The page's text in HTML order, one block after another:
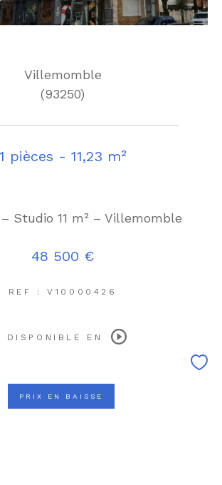
Villemomble
(93250)
1 pièces - 11,23 m²
Studio 11 m² – Villemomble
48 500 €
REF : V10000426
DISPONIBLE EN
PRIX EN BAISSE